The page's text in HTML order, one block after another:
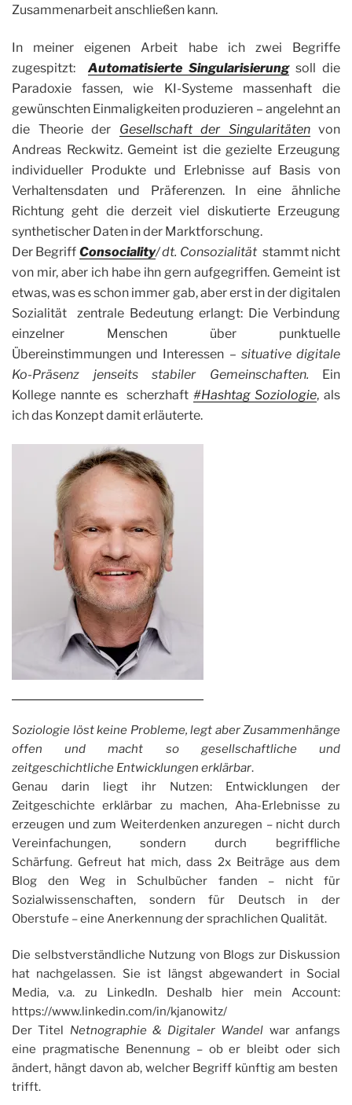
Zusammenarbeit anschließen kann.
In meiner eigenen Arbeit habe ich zwei Begriffe
zugespitzt: Automatisierte Singularisierungsoll die
Paradoxie fassen, wie KI-Systeme massenhaft die
gewünschten Einmaligkeiten produzieren – angelehnt an
die Theorie der Gesellschaft der Singularitätenvon
Andreas Reckwitz. Gemeint ist die gezielte Erzeugung
individueller Produkte und Erlebnisse auf Basis von
Verhaltensdaten und Präferenzen.In eine ähnliche
Richtung geht die derzeit viel diskutierte Erzeugung
synthetischer Daten in der Marktforschung.
Der Begriff Consociality/ dt. Consozialität stammt nicht
von mir, aber ich habe ihn gern aufgegriffen. Gemeint ist
etwas, was es schon immer gab, aber erst in der digitalen
Sozialität zentrale Bedeutung erlangt: Die Verbindung
einzelner Menschen über punktuelle
Übereinstimmungen und Interessen – situative digitale
Ko-Präsenz jenseits stabiler Gemeinschaften.
Ein
Kollege nannte es scherzhaft #Hashtag Soziologie, als
ich das Konzept damit erläuterte.
Soziologie löst keine Probleme, legt aber Zusammenhänge
offen und macht so gesellschaftliche und
zeitgeschichtliche Entwicklungen erklärbar.
Genau darin liegt ihr Nutzen: Entwicklungen der
Zeitgeschichte erklärbar zu machen, Aha-Erlebnisse zu
erzeugen und zum Weiterdenken anzuregen – nicht durch
Vereinfachungen, sondern durch begriffliche
Schärfung. Gefreut hat mich, dass 2x Beiträge aus dem
Blog den Weg in Schulbücher fanden – nicht für
Sozialwissenschaften, sondern für Deutsch in der
Oberstufe – eine Anerkennung der sprachlichen Qualität.
Die selbstverständliche Nutzung von Blogs zur Diskussion
hat nachgelassen. Sie ist längst abgewandert in Social
Media, v.a. zu LinkedIn. Deshalb hier mein Account:
https://www.linkedin.com/in/kjanowitz/
Der Titel Netnographie & Digitaler Wandel war anfangs
eine pragmatische Benennung – ob er bleibt oder sich
ändert, hängt davon ab, welcher Begriff künftig am besten
trifft.